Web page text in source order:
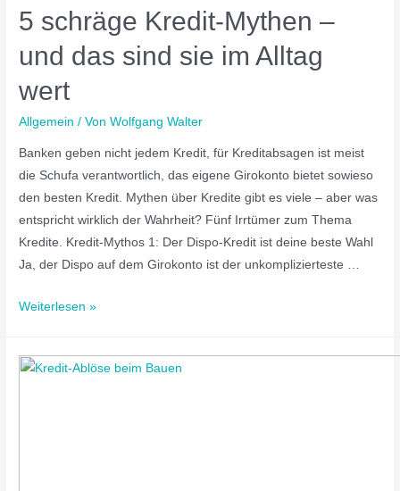
5 schräge Kredit-Mythen –
und das sind sie im Alltag
wert
Allgemein / VonWolfgang Walter
Banken geben nicht jedem Kredit, für Kreditabsagen ist meist
die Schufa verantwortlich, das eigene Girokonto bietet sowieso
den besten Kredit. Mythen über Kredite gibt es viele – aber was
entspricht wirklich der Wahrheit? Fünf Irrtümer zum Thema
Kredite. Kredit-Mythos 1: Der Dispo-Kredit ist deine beste Wahl
Ja, der Dispo auf dem Girokonto ist der unkomplizierteste …
Weiterlesen »